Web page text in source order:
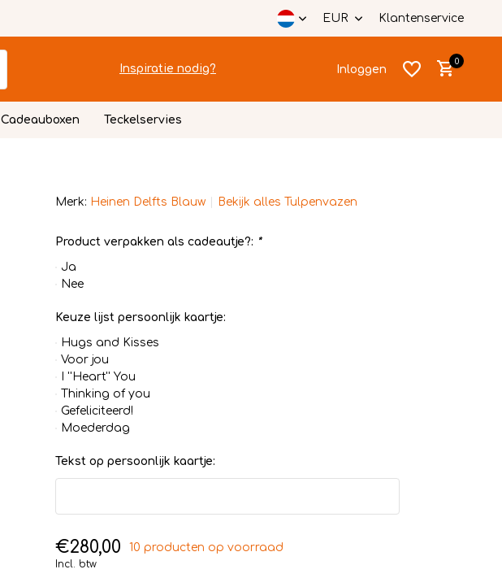
EUR Klantenservice
Inspiratie nodig? Inloggen
Account
0
Cadeauboxen Teckelservies
Merk: Heinen Delfts Blauw Bekijk alles Tulpenvazen
Product verpakken als cadeautje?: *
Ja
Nee
Keuze lijst persoonlijk kaartje:
Hugs and Kisses
Voor jou
I ''Heart'' You
Thinking of you
Gefeliciteerd!
Moederdag
Tekst op persoonlijk kaartje:
€280,00 10 producten op voorraad
Incl. btw